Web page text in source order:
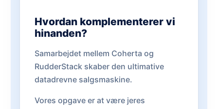
Hvordan komplementerer vi
hinanden?
Samarbejdet mellem Coherta og
RudderStack skaber den ultimative
datadrevne salgsmaskine.
Vores opgave er at være jeres